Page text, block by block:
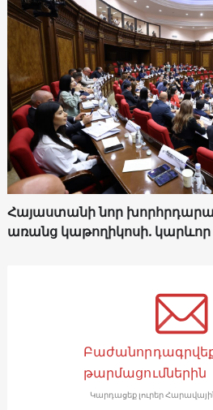
Հայաստանի նոր
առանց կաթողիկոսի.
թարմացումներին
Կարդացեք լուրեր